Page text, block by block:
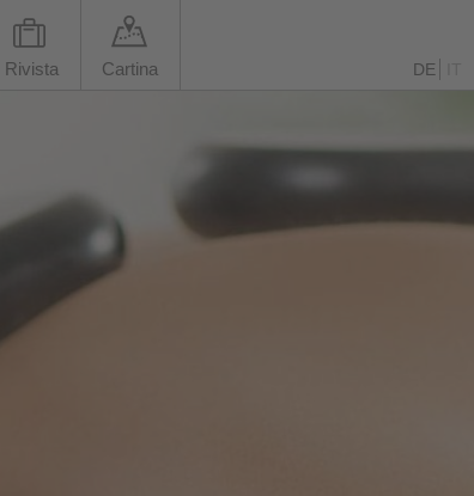
Rivista Cartina DE